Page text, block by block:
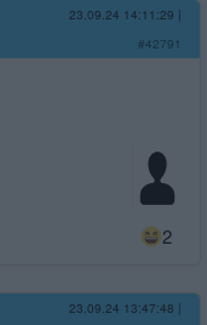
23.09.24 14:11:29 |
#42791
2
23.09.24 13:47:48 |